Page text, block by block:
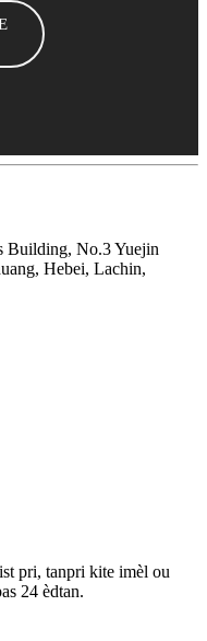
Building, No.3 Yuejin
Hebei, Lachin,
pri, tanpri kite imèl ou
24 èdtan.